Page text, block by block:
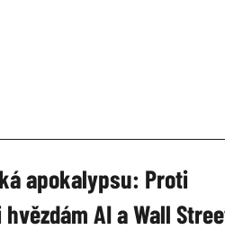
apokalypsu: Proti
AI a Wall